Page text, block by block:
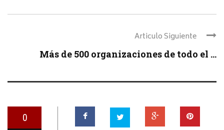
Articulo Siguiente
Más de 500 organizaciones de todo el ...
0